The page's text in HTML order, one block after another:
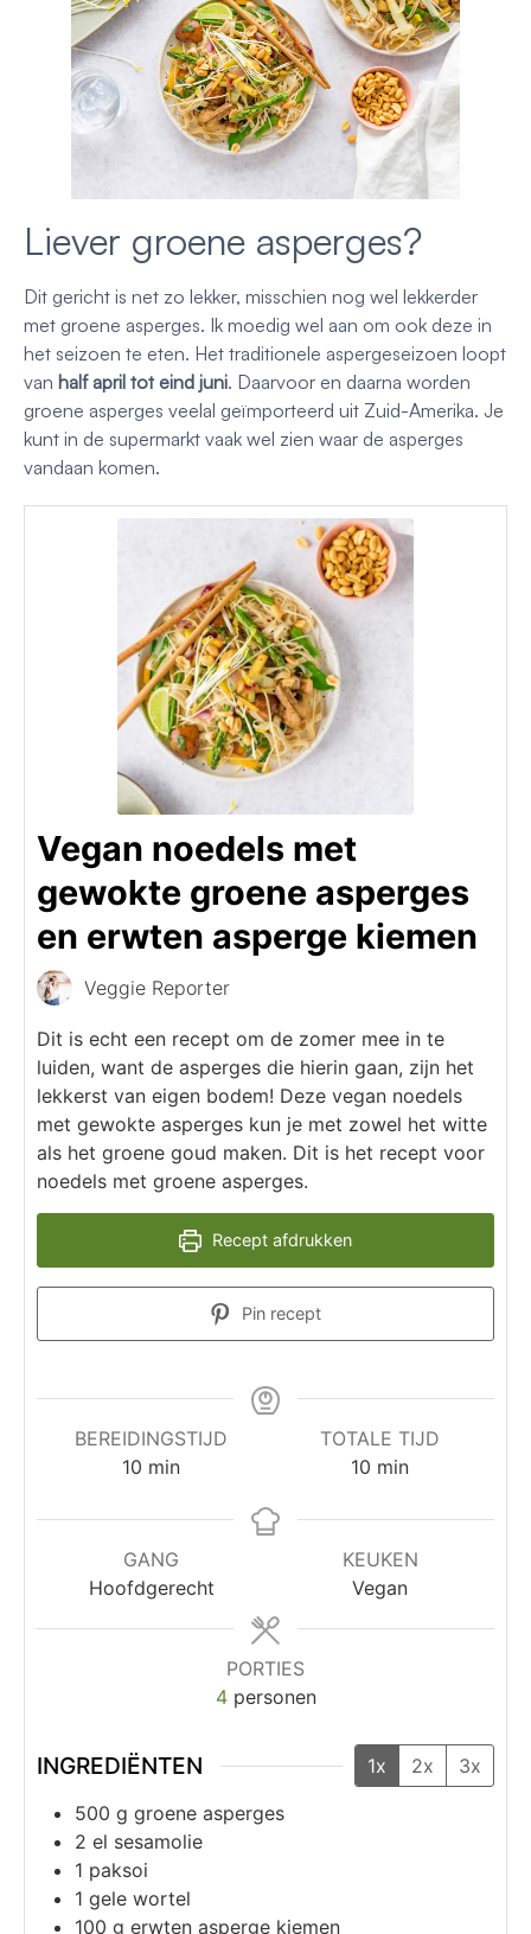
Liever groene asperges?
Dit gericht is net zo lekker, misschien nog wel lekkerder
met groene asperges. Ik moedig wel aan om ook deze in
het seizoen te eten. Het traditionele aspergeseizoen loopt
van half april tot eind juni. Daarvoor en daarna worden
groene asperges veelal geïmporteerd uit Zuid-Amerika. Je
kunt in de supermarkt vaak wel zien waar de asperges
vandaan komen.
Vegan noedels met
gewokte groene asperges
en erwten asperge kiemen
Veggie Reporter
Dit is echt een recept om de zomer mee in te
luiden, want de asperges die hierin gaan, zijn het
lekkerst van eigen bodem! Deze vegan noedels
met gewokte asperges kun je met zowel het witte
als het groene goud maken. Dit is het recept voor
noedels met groene asperges.
Recept afdrukken
Pin recept
BEREIDINGSTIJD
10 min
TOTALE TIJD
10 min
GANG
Hoofdgerecht
KEUKEN
Vegan
PORTIES
4 personen
INGREDIËNTEN 1x 2x
3x
500 g groene asperges
2 el sesamolie
1 paksoi
1 gele wortel
100 g erwten asperge kiemen